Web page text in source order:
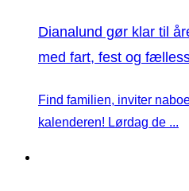
Dianalund gør klar til
med fart, fest og
Find familien, inviter
kalenderen! Lørdag de ...